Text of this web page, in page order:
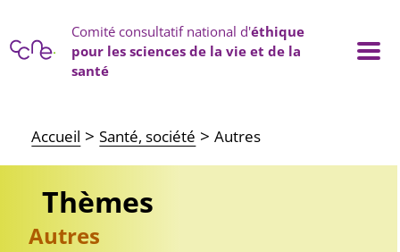
Comité consultatif national d'éthique
pour les sciences de la vie et de la
santé
Accueil Santé, société Autres
Thèmes
Autres